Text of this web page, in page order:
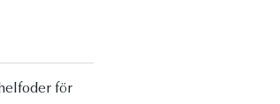
för